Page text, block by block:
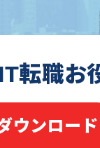
転職お
ウンロード